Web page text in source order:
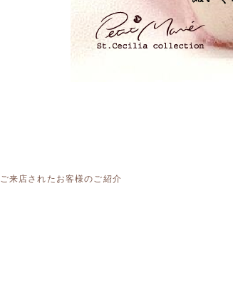
ご来店されたお客様のご紹介